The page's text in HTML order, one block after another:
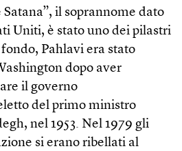
Satana”, il soprannome dato
Uniti, è stato uno dei pilastri
Pahlavi era stato
dopo aver
il governo
del primo ministro
nel 1953. Nel 1979 gli
si erano ribellati al